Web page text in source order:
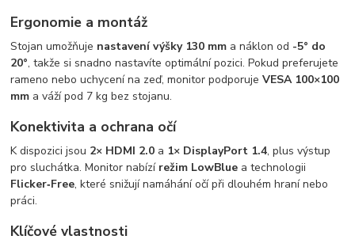
Ergonomie a montáž
Stojan umožňuje nastavení výšky 130 mm a náklon od -5° do
20°, takže si snadno nastavíte optimální pozici. Pokud preferujete
rameno nebo uchycení na zeď, monitor podporujeVESA 100×100
mm a váží pod 7 kg bez stojanu.
Konektivita a ochrana očí
K dispozici jsou 2× HDMI 2.0 a 1× DisplayPort 1.4, plus výstup
pro sluchátka. Monitor nabízí režim LowBlue a technologii
Flicker‑Free, které snižují namáhání očí při dlouhém hraní nebo
práci.
Klíčové vlastnosti